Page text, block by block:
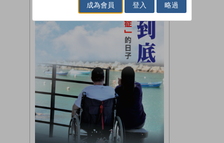
成為會員 登入 略過